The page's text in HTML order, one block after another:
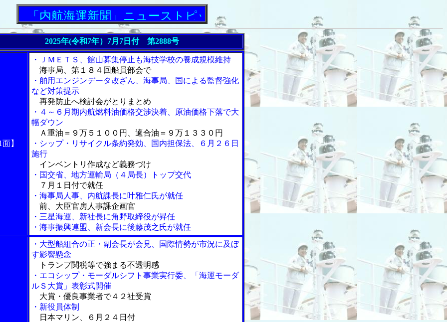
「内航海運新聞」ニューストピックス
2025年(令和7年）7月7日付 第2888号
】
・ＪＭＥＴＳ、館山募集停止も海技学校の養成規模維持
海事局、第１８４回船員部会で
・舶用エンジンデータ改ざん、海事局、国による監督強化
など対策提示
再発防止へ検討会がとりまとめ
・４～６月期内航燃料油価格交渉決着、原油価格下落で大
幅ダウン
Ａ重油＝９万５１００円、適合油＝９万１３３０円
・シップ・リサイクル条約発効、国内担保法、６月２６日
施行
インベントリ作成など義務づけ
・国交省、地方運輸局（４局長）トップ交代
７月１日付で就任
・海事局人事、内航課長に叶雅仁氏が就任
前、大臣官房人事課企画官
・三星海運、新社長に角野取締役が昇任
・海事振興連盟、新会長に後藤茂之氏が就任
・大型船組合の正・副会長が会見、国際情勢が市況に及ぼ
す影響懸念
トランプ関税等で強まる不透明感
・エコシップ・モーダルシフト事業実行委、「海運モーダ
ルＳ大賞」表彰式開催
大賞・優良事業者で４２社受賞
・新役員体制
日本マリン、６月２４日付